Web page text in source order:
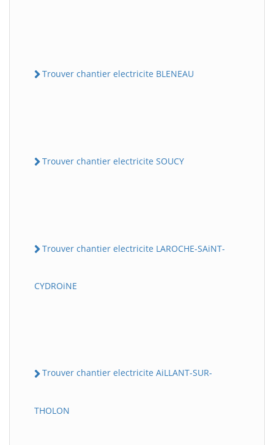
Trouver chantier electricite BLENEAU
Trouver chantier electricite SOUCY
Trouver chantier electricite LAROCHE-SAiNT-
CYDROiNE
Trouver chantier electricite AiLLANT-SUR-
THOLON